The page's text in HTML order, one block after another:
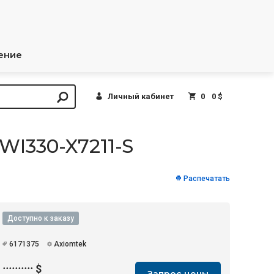
Личный кабинет 0 0 $
X7211-S
Распечатать
Доступно к заказу
6171375 Axiomtek
·········· $